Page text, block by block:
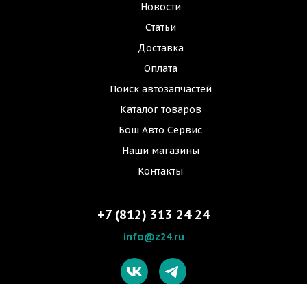
Новости
Статьи
Доставка
Оплата
Поиск автозапчастей
Каталог товаров
Бош Авто Сервис
Наши магазины
Контакты
+7 (812) 313 24 24
info@z24.ru